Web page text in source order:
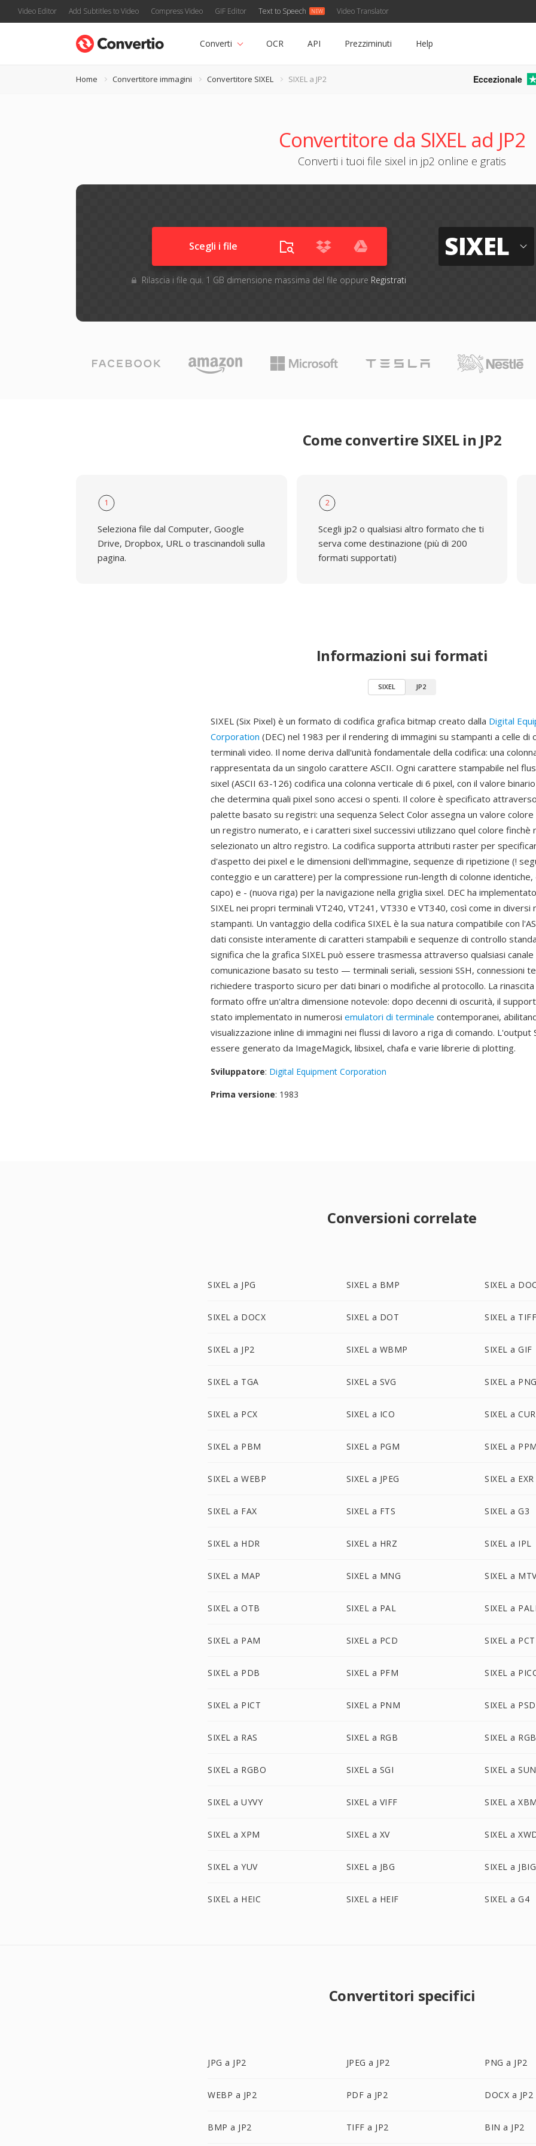
Video Editor Add Subtitles to Video Compress Video GIF Editor Text to Speech Video Translator
Converti OCR API Prezziminuti Help
Home Convertitore immagini Convertitore SIXEL SIXEL a JP2 Eccezionale
Convertitore da SIXEL ad JP2
Converti i tuoi file sixel in jp2 online e gratis
Scegli i file
Rilascia i file qui. 1 GB dimensione massima del file oppure Registrati
SIXEL
Come convertire SIXEL in JP2
1
Seleziona file dal Computer, Google
Drive, Dropbox, URL o trascinandoli sulla
pagina.
2
Scegli jp2 o qualsiasi altro formato che ti
serva come destinazione (più di 200
formati supportati)
Informazioni sui formati
SIXEL JP2
SIXEL (Six Pixel) è un formato di codifica grafica bitmap creato dalla Digital
Corporation (DEC) nel 1983 per il rendering di immagini su stampanti a celle di
terminali video. Il nome deriva dall'unità fondamentale della codifica: una
rappresentata da un singolo carattere ASCII. Ogni carattere stampabile nel
sixel (ASCII 63-126) codifica una colonna verticale di 6 pixel, con il valore
che determina quali pixel sono accesi o spenti. Il colore è specificato
palette basato su registri: una sequenza Select Color assegna un valore colore
un registro numerato, e i caratteri sixel successivi utilizzano quel colore finchè
selezionato un altro registro. La codifica supporta attributi raster per
d'aspetto dei pixel e le dimensioni dell'immagine, sequenze di ripetizione (!
conteggio e un carattere) per la compressione run-length di colonne
capo) e - (nuova riga) per la navigazione nella griglia sixel. DEC ha
SIXEL nei propri terminali VT240, VT241, VT330 e VT340, così come in diversi
stampanti. Un vantaggio della codifica SIXEL è la sua natura compatibile con
dati consiste interamente di caratteri stampabili e sequenze di controllo
significa che la grafica SIXEL può essere trasmessa attraverso qualsiasi canale
comunicazione basato su testo — terminali seriali, sessioni SSH, connessioni
richiedere trasporto sicuro per dati binari o modifiche al protocollo. La
formato offre un'altra dimensione notevole: dopo decenni di oscurità, il
stato implementato in numerosi emulatori di terminale contemporanei,
visualizzazione inline di immagini nei flussi di lavoro a riga di comando. L'output
essere generato da ImageMagick, libsixel, chafa e varie librerie di plotting.
Sviluppatore: Digital Equipment Corporation
Prima versione: 1983
Conversioni correlate
SIXEL a JPG SIXEL a BMP SIXEL a
SIXEL a DOCX SIXEL a DOT SIXEL a
SIXEL a JP2 SIXEL a WBMP SIXEL a GIF
SIXEL a TGA SIXEL a SVG SIXEL a
SIXEL a PCX SIXEL a ICO SIXEL a CUR
SIXEL a PBM SIXEL a PGM SIXEL a
SIXEL a WEBP SIXEL a JPEG SIXEL a EXR
SIXEL a FAX SIXEL a FTS SIXEL a G3
SIXEL a HDR SIXEL a HRZ SIXEL a IPL
SIXEL a MAP SIXEL a MNG SIXEL a
SIXEL a OTB SIXEL a PAL SIXEL a
SIXEL a PAM SIXEL a PCD SIXEL a PCT
SIXEL a PDB SIXEL a PFM SIXEL a
SIXEL a PICT SIXEL a PNM SIXEL a PSD
SIXEL a RAS SIXEL a RGB SIXEL a
SIXEL a RGBO SIXEL a SGI SIXEL a SUN
SIXEL a UYVY SIXEL a VIFF SIXEL a
SIXEL a XPM SIXEL a XV SIXEL a
SIXEL a YUV SIXEL a JBG SIXEL a JBIG
SIXEL a HEIC SIXEL a HEIF SIXEL a G4
Convertitori specifici
JPG a JP2 JPEG a JP2 PNG a JP2
WEBP a JP2 PDF a JP2 DOCX a JP2
BMP a JP2 TIFF a JP2 BIN a JP2